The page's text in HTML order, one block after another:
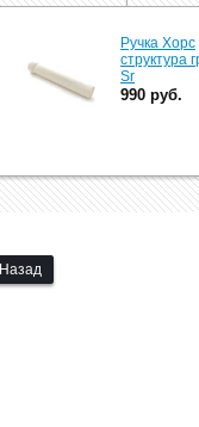
Ручка Хорс
структура
Sr
990 руб.
Назад